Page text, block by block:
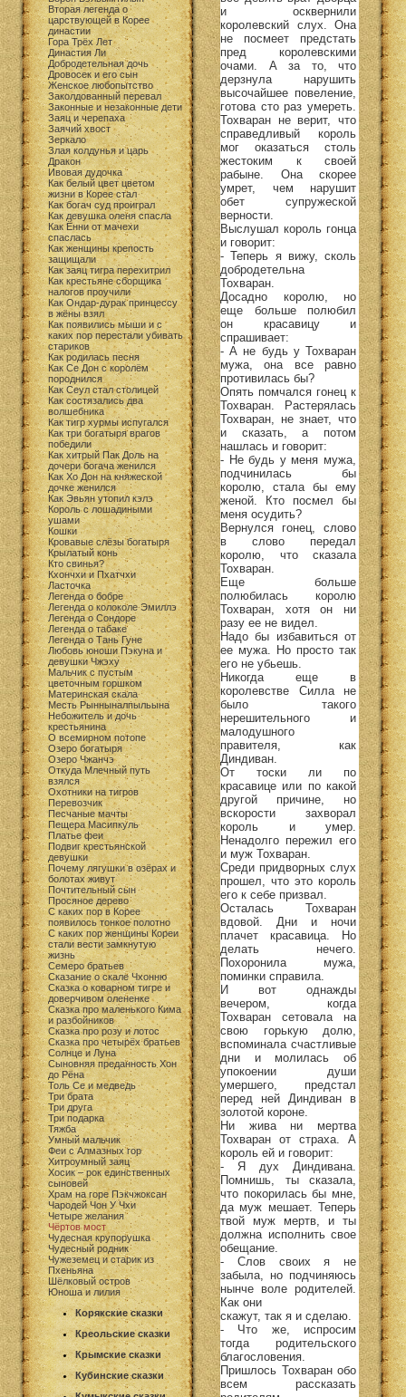
Вторая легенда о
царствующей в Корее
династии
Гора Трёх Лет
Династия Ли
Добродетельная дочь
Дровосек и его сын
Женское любопытство
Заколдованный перевал
Законные и незаконные дети
Заяц и черепаха
Заячий хвост
Зеркало
Злая колдунья и царь
Дракон
Ивовая дудочка
Как белый цвет цветом
жизни в Корее стал
Как богач суд проиграл
Как девушка оленя спасла
Как Ённи от мачехи
спаслась
Как женщины крепость
защищали
Как заяц тигра перехитрил
Как крестьяне сборщика
налогов проучили
Как Ондар-дурак принцессу
в жёны взял
Как появились мыши и с
каких пор перестали убивать
стариков
Как родилась песня
Как Се Дон с королём
породнился
Как Сеул стал столицей
Как состязались два
волшебника
Как тигр хурмы испугался
Как три богатыря врагов
победили
Как хитрый Пак Доль на
дочери богача женился
Как Хо Дон на княжеской
дочке женился
Как Эвьян утопил кэлэ
Король с лошадиными
ушами
Кошки
Кровавые слёзы богатыря
Крылатый конь
Кто свинья?
Кхончхи и Пхатчхи
Ласточка
Легенда о бобре
Легенда о колоколе Эмиллэ
Легенда о Сондоре
Легенда о табаке
Легенда о Тань Гуне
Любовь юноши Пэкуна и
девушки Чжэху
Мальчик с пустым
цветочным горшком
Материнская скала
Месть Рынныналпыльына
Небожитель и дочь
крестьянина
О всемирном потопе
Озеро богатыря
Озеро Чжанчэ
Откуда Млечный путь
взялся
Охотники на тигров
Перевозчик
Песчаные мачты
Пещера Масипкуль
Платье феи
Подвиг крестьянской
девушки
Почему лягушки в озёрах и
болотах живут
Почтительный сын
Просяное дерево
С каких пор в Корее
появилось тонкое полотно
С каких пор женщины Кореи
стали вести замкнутую
жизнь
Семеро братьев
Сказание о скале Чхонню
Сказка о коварном тигре и
доверчивом олененке
Сказка про маленького Кима
и разбойников
Сказка про розу и лотос
Сказка про четырёх братьев
Солнце и Луна
Сыновняя преданность Хон
до Рёна
Толь Се и медведь
Три брата
Три друга
Три подарка
Тяжба
Умный мальчик
Феи с Алмазных гор
Хитроумный заяц
Хосик – рок единственных
сыновей
Храм на горе Пэкчжоксан
Чародей Чон У Чхи
Четыре желания
Чёртов мост
Чудесная крупорушка
Чудесный родник
Чужеземец и старик из
Пхеньяна
Шёлковый остров
Юноша и лилия
Корякские сказки
Креольские сказки
Крымские сказки
Кубинские сказки
и осквернили
королевский слух. Она
не посмеет предстать
пред королевскими
очами. А за то, что
дерзнула нарушить
высочайшее повеление,
готова сто раз умереть.
Тохваран не верит, что
справедливый король
мог оказаться столь
жестоким к своей
рабыне. Она скорее
умрет, чем нарушит
обет супружеской
верности.
Выслушал король гонца
и говорит:
- Теперь я вижу, сколь
добродетельна
Тохваран.
Досадно королю, но
еще больше полюбил
он красавицу и
спрашивает:
- А не будь у Тохваран
мужа, она все равно
противилась бы?
Опять помчался гонец к
Тохваран. Растерялась
Тохваран, не знает, что
и сказать, а потом
нашлась и говорит:
- Не будь у меня мужа,
подчинилась бы
королю, стала бы ему
женой. Кто посмел бы
меня осудить?
Вернулся гонец, слово
в слово передал
королю, что сказала
Тохваран.
Еще больше
полюбилась королю
Тохваран, хотя он ни
разу ее не видел.
Надо бы избавиться от
ее мужа. Но просто так
его не убьешь.
Никогда еще в
королевстве Силла не
было такого
нерешительного и
малодушного
правителя, как
Диндиван.
От тоски ли по
красавице или по какой
другой причине, но
вскорости захворал
король и умер.
Ненадолго пережил его
и муж Тохваран.
Среди придворных слух
прошел, что это король
его к себе призвал.
Осталась Тохваран
вдовой. Дни и ночи
плачет красавица. Но
делать нечего.
Похоронила мужа,
поминки справила.
И вот однажды
вечером, когда
Тохваран сетовала на
свою горькую долю,
вспоминала счастливые
дни и молилась об
упокоении души
умершего, предстал
перед ней Диндиван в
золотой короне.
Ни жива ни мертва
Тохваран от страха. А
король ей и говорит:
- Я дух Диндивана.
Помнишь, ты сказала,
что покорилась бы мне,
да муж мешает. Теперь
твой муж мертв, и ты
должна исполнить свое
обещание.
- Слов своих я не
забыла, но подчиняюсь
нынче воле родителей.
Как они
скажут, так я и сделаю.
- Что же, испросим
тогда родительского
благословения.
Пришлось Тохваран обо
всем рассказать